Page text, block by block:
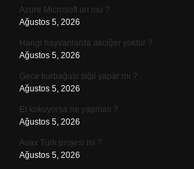
Azure Microsoft un mu ?
Ağustos 5, 2026
Hangi hayvanlarda akciğer yoktur ?
Ağustos 5, 2026
Gece kurbağası siğil yapar mı ?
Ağustos 5, 2026
Et kokuyorsa ne yapmalı ?
Ağustos 5, 2026
Avax Türk projesi mi ?
Ağustos 5, 2026